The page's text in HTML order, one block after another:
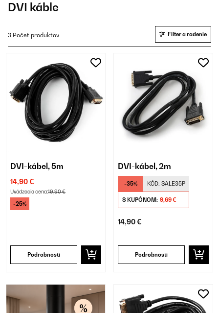
DVI káble
3 Počet produktov Filter a radenie
DVI-kábel, 5m
14,90 €
Uvádzacia cena:19,90 €
-25%
Podrobnosti
DVI-kábel, 2m
-35% KÓD: SALE35P
S KUPÓNOM: 9,69 €
14,90 €
Podrobnosti